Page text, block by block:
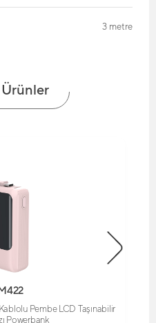
3 metre
Pembe LCD Taşınabilir
Powerbank